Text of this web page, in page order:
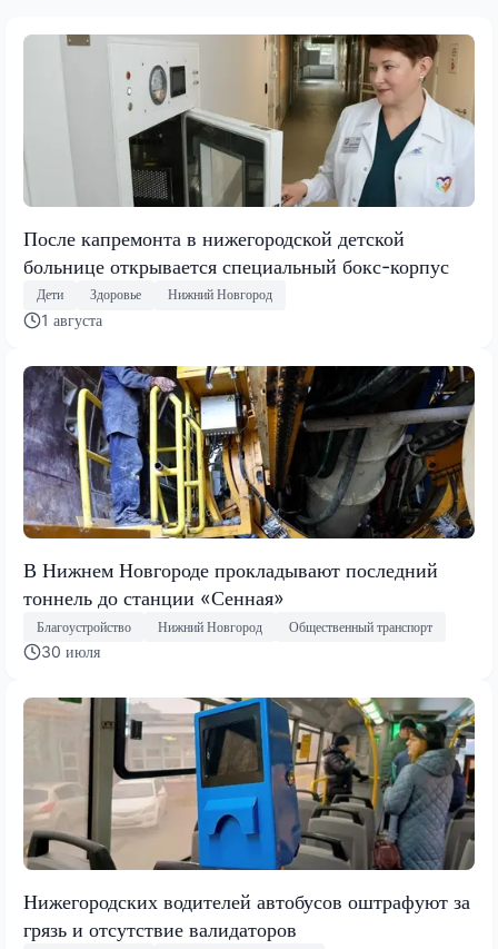
После капремонта в нижегородской детской
больнице открывается специальный бокс-корпус
Дети Здоровье Нижний Новгород
1 августа
В Нижнем Новгороде прокладывают последний
тоннель до станции «Сенная»
Благоустройство Нижний Новгород Общественный транспорт
30 июля
Нижегородских водителей автобусов оштрафуют за
грязь и отсутствие валидаторов